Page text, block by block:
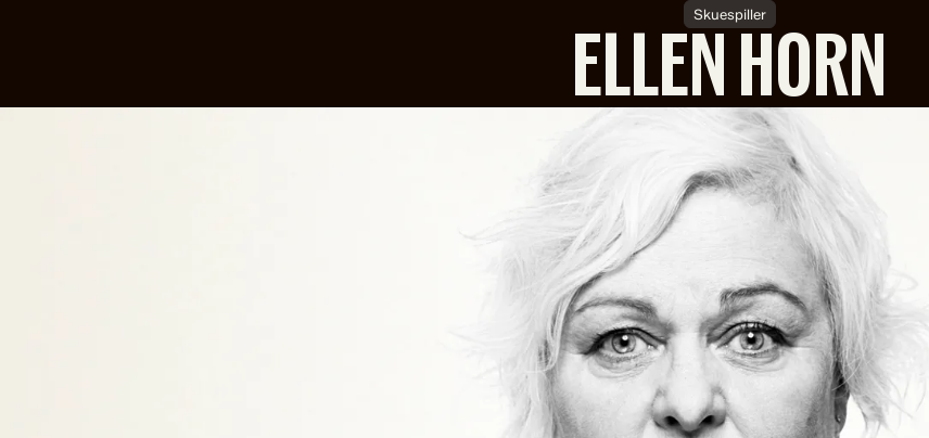
Skuespiller
ELLEN HORN